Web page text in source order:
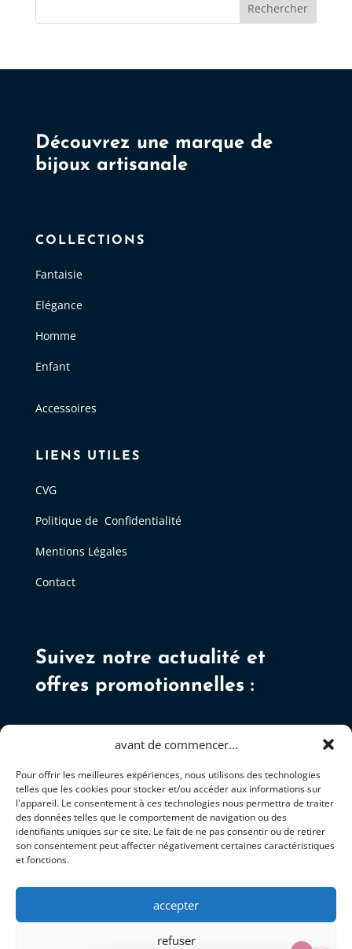
avant de commencer...
Pour offrir les meilleures expériences, nous utilisons des technologies
telles que les cookies pour stocker et/ou accéder aux informations sur
l'appareil. Le consentement à ces technologies nous permettra de traiter
des données telles que le comportement de navigation ou des
identifiants uniques sur ce site. Le fait de ne pas consentir ou de retirer
son consentement peut affecter négativement certaines caractéristiques
et fonctions.
accepter
refuser
Rechercher
Découvrez une marque de
bijoux artisanale
COLLECTIONS
Fantaisie
Elégance
Homme
Enfant
Accessoires
LIENS UTILES
CVG
Politique de Confidentialité
Mentions Légales
Contact
Suivez notre actualité et
offres promotionnelles :
S'ABONNER